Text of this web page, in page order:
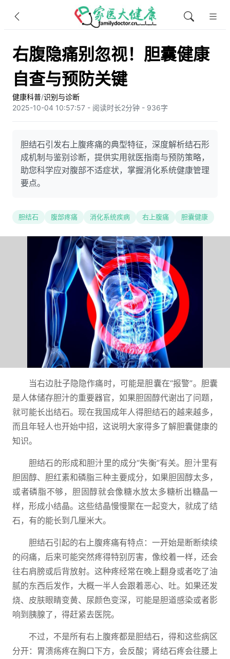
右腹隐痛别忽视！胆囊健康
自查与预防关键
健康科普/识别与诊断
2025-10-04 10:57:57 - 阅读时长2分钟 - 936字
胆结石引发右上腹疼痛的典型特征，深度解析结石形
成机制与鉴别诊断，提供实用就医指南与预防策略，
助您科学应对腹部不适症状，掌握消化系统健康管理
要点。
胆结石 腹部疼痛 消化系统疾病 右上腹痛 胆囊健康
当右边肚子隐隐作痛时，可能是胆囊在“报警”。胆囊
是人体储存胆汁的重要器官，如果胆固醇代谢出了问题，
就可能长出结石。现在我国成年人得胆结石的越来越多，
而且年轻人也开始中招，这说明大家得多了解胆囊健康的
知识。
胆结石的形成和胆汁里的成分“失衡”有关。胆汁里有
胆固醇、胆红素和磷脂三种主要成分，如果胆固醇太多，
或者磷脂不够，胆固醇就会像糖水放太多糖析出糖晶一
样，形成小结晶。这些结晶慢慢聚在一起变大，就成了结
石，有的能长到几厘米大。
胆结石引起的右上腹疼痛有特点：一开始是断断续续
的闷痛，后来可能突然疼得特别厉害，像绞着一样，还会
往右肩膀或后背放射。这种疼经常在晚上翻身或者吃了油
腻的东西后发作，大概一半人会跟着恶心、吐。如果还发
烧、皮肤眼睛变黄、尿颜色变深，可能是胆道感染或者影
响到胰腺了，得赶紧去医院。
不过，不是所有右上腹疼都是胆结石，得和这些病区
分开：胃溃疡疼在胸口下方，会反酸；肾结石疼会往腰上